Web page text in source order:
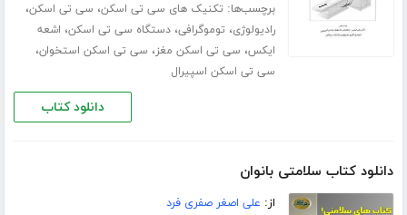
برچسب‌ها: تکنیک های سی تی اسکن، سی تی اسکن،
رادیولوژی، توموگرافی،دستگاه سی تی اسکن، اشعه
ایکس، سی تی اسکن مغز، سی تی اسکن استخوان،
سی تی اسکن اسپیرال
دانلود کتاب
دانلود کتاب سلامتی بانوان
از: علی اصغر صفری فرد